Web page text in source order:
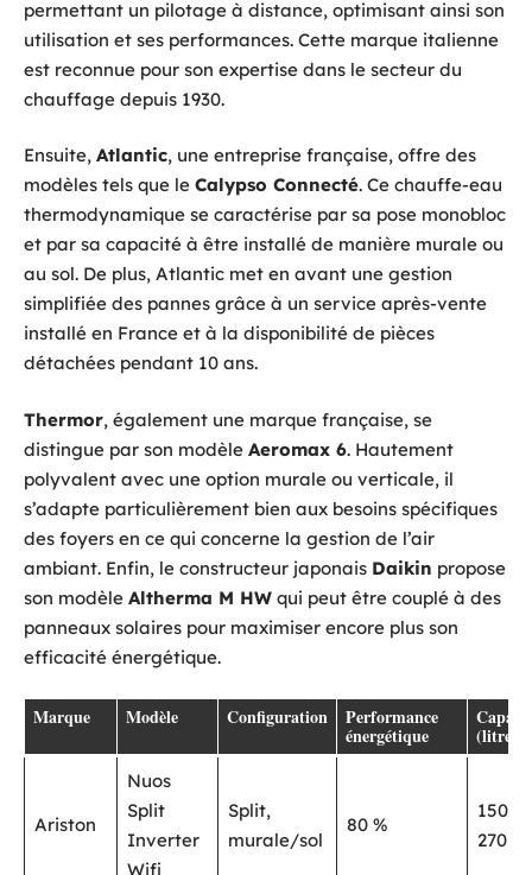
permettant un pilotage à distance, optimisant ainsi son
utilisation et ses performances. Cette marque italienne
est reconnue pour son expertise dans le secteur du
chauffage depuis 1930.
Ensuite, Atlantic, une entreprise française, offre des
modèles tels que le Calypso Connecté. Ce chauffe-eau
thermodynamique se caractérise par sa pose monobloc
et par sa capacité à être installé de manière murale ou
au sol. De plus, Atlantic met en avant une gestion
simplifiée des pannes grâce à un service après-vente
installé en France et à la disponibilité de pièces
détachées pendant 10 ans.
Thermor, également une marque française, se
distingue par son modèle Aeromax 6. Hautement
polyvalent avec une option murale ou verticale, il
s’adapte particulièrement bien aux besoins spécifiques
des foyers en ce qui concerne la gestion de l’air
ambiant. Enfin, le constructeur japonais Daikin propose
son modèle Altherma M HW qui peut être couplé à des
panneaux solaires pour maximiser encore plus son
efficacité énergétique.
Marque Modèle Configuration Performance
énergétique (litres)
Ariston
Nuos
Split
Inverter
Wifi
Split,
murale/sol
80 %
150 à
270